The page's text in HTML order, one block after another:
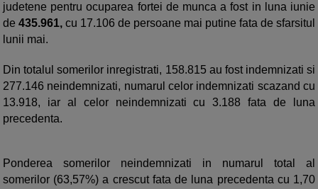
judetene pentru ocuparea fortei de munca a fost in luna iunie
de 435.961, cu 17.106 de persoane mai putine fata de sfarsitul
lunii mai.
Din totalul somerilor inregistrati, 158.815 au fost indemnizati si
277.146 neindemnizati, numarul celor indemnizati scazand cu
13.918, iar al celor neindemnizati cu 3.188 fata de luna
precedenta.
Ponderea somerilor neindemnizati in numarul total al
somerilor (63,57%) a crescut fata de luna precedenta cu 1,70